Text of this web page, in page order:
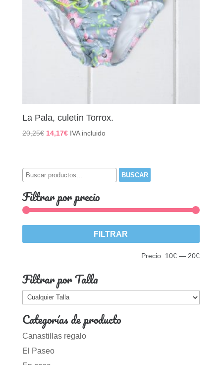
La Pala, culetín Torrox.
20,25€ El
era:
20,25€.
14,17€El
es:
14,17€.
IVA incluido
Buscar
por:
BUSCAR
Filtrar por precio
Precio
Precio
FILTRAR
Precio: 10€ — 20€
Filtrar por Talla
Categorías de producto
Canastillas regalo
El Paseo